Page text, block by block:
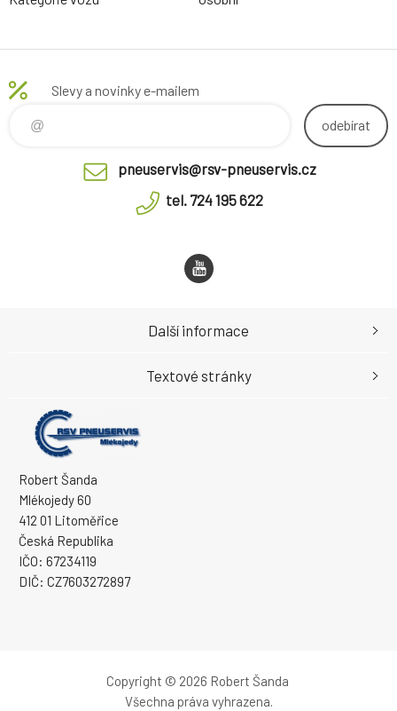
Slevy a novinky e-mailem
odebírat
pneuservis@rsv-pneuservis.cz
tel. 724 195 622
Robert Šanda
Mlékojedy 60
412 01 Litoměřice
Česká Republika
IČO: 67234119
DIČ: CZ7603272897
Další informace
Textové stránky
Copyright © 2026 Robert Šanda
Všechna práva vyhrazena.